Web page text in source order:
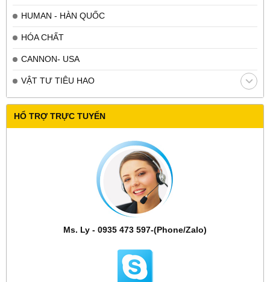
HUMAN - HÀN QUỐC
HÓA CHẤT
CANNON- USA
VẬT TƯ TIÊU HAO
HỔ TRỢ TRỰC TUYẾN
Ms. Ly - 0935 473 597-(Phone/Zalo)